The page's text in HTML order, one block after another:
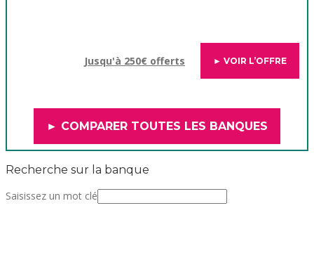
Jusqu'à 250€ offerts ► VOIR L’OFFRE
► COMPARER TOUTES LES BANQUES
Recherche sur la banque
Saisissez un mot clé